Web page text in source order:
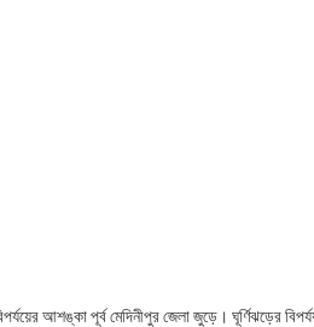
আশঙ্কা পূর্ব মেদিনীপুর জেলা জুড়ে। ঘূর্ণিঝড়ের